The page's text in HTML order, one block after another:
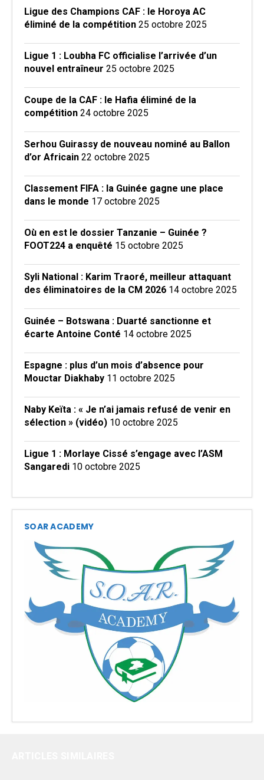
Ligue des Champions CAF : le Horoya AC
éliminé de la compétition 25 octobre 2025
Ligue 1 : Loubha FC officialise l’arrivée d’un
nouvel entraîneur 25 octobre 2025
Coupe de la CAF : le Hafia éliminé de la
compétition 24 octobre 2025
Serhou Guirassy de nouveau nominé au Ballon
d’or Africain 22 octobre 2025
Classement FIFA : la Guinée gagne une place
dans le monde 17 octobre 2025
Où en est le dossier Tanzanie – Guinée ?
FOOT224 a enquêté 15 octobre 2025
Syli National : Karim Traoré, meilleur attaquant
des éliminatoires de la CM 2026 14 octobre 2025
Guinée – Botswana : Duarté sanctionne et
écarte Antoine Conté 14 octobre 2025
Espagne : plus d’un mois d’absence pour
Mouctar Diakhaby 11 octobre 2025
Naby Keïta : « Je n’ai jamais refusé de venir en
sélection » (vidéo) 10 octobre 2025
Ligue 1 : Morlaye Cissé s’engage avec l’ASM
Sangaredi 10 octobre 2025
SOAR ACADEMY